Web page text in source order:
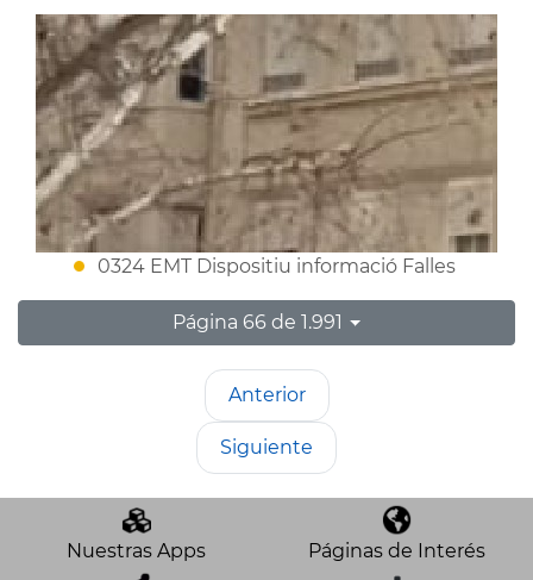
0324 EMT Dispositiu informació Falles
Página 66 de 1.991
Anterior
Siguiente
Nuestras Apps Páginas de Interés